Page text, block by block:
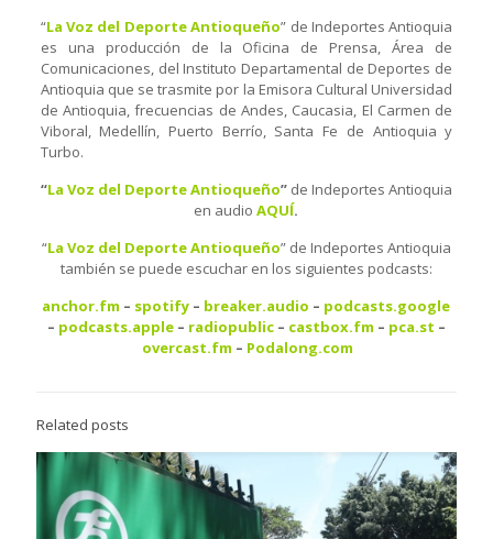
“La Voz del Deporte Antioqueño” de Indeportes Antioquia
es una producción de la Oficina de Prensa, Área de
Comunicaciones, del Instituto Departamental de Deportes de
Antioquia que se trasmite por la Emisora Cultural Universidad
de Antioquia, frecuencias de Andes, Caucasia, El Carmen de
Viboral, Medellín, Puerto Berrío, Santa Fe de Antioquia y
Turbo.
“La Voz del Deporte Antioqueño” de Indeportes Antioquia
en audioAQUÍ.
“La Voz del Deporte Antioqueño” de Indeportes Antioquia
también se puede escuchar en los siguientes podcasts:
anchor.fm – spotify – breaker.audio – podcasts.google
– podcasts.apple – radiopublic – castbox.fm – pca.st –
overcast.fm – Podalong.com
Related posts